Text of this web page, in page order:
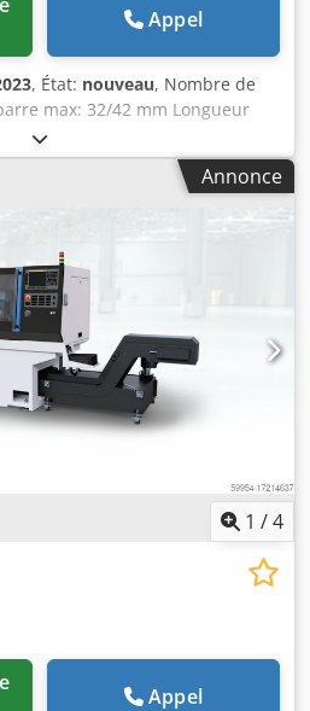
Appel
, État: nouveau, Nombre de
max: 32/42 mm Longueur
mm Vitesse de broche: max
est idéale pour la fabrication
grandes séries jusqu’aux
Ce tour peut être
reprise avec chargement de
ou mandrins jusqu’à un
jusqu’à 7 axes CNC
machine (positions à définir)
Annonce
1 /4
Appel